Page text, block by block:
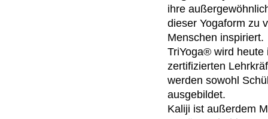
ihre
dieser Yogaform zu
Menschen inspiriert.
TriYoga® wird
zertifizierten
werden sowohl
ausgebildet.
Kaliji ist außerdem